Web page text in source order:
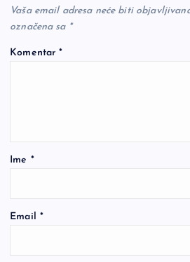
Vaša email adresa neće biti
označena sa *
Komentar*
Ime *
Email *